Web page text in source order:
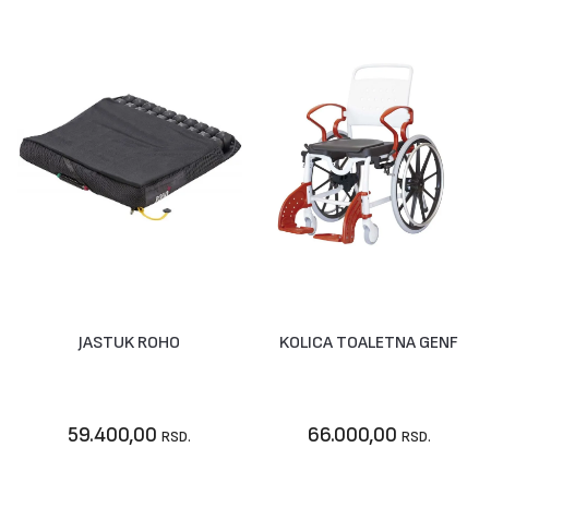
JASTUK ROHO
59.400,00RSD.
KOLICA TOALETNA GENF
66.000,00 RSD.